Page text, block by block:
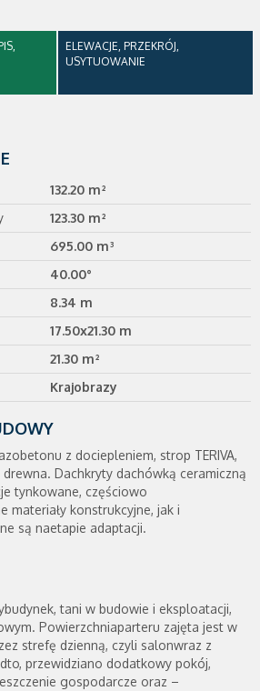
ELEWACJE, PRZEKRÓJ,
USYTUOWANIE
132.20 m²
123.30 m²
695.00 m³
40.00°
8.34 m
17.50x21.30 m
21.30 m²
Krajobrazy
z dociepleniem, strop TERIVA,
Dachkryty dachówką ceramiczną
tynkowane, częściowo
materiały konstrukcyjne, jak i
są naetapie adaptacji.
tani w budowie i eksploatacji,
Powierzchniaparteru zajęta jest w
strefę dzienną, czyli salonwraz z
przewidziano dodatkowy pokój,
gospodarcze oraz –